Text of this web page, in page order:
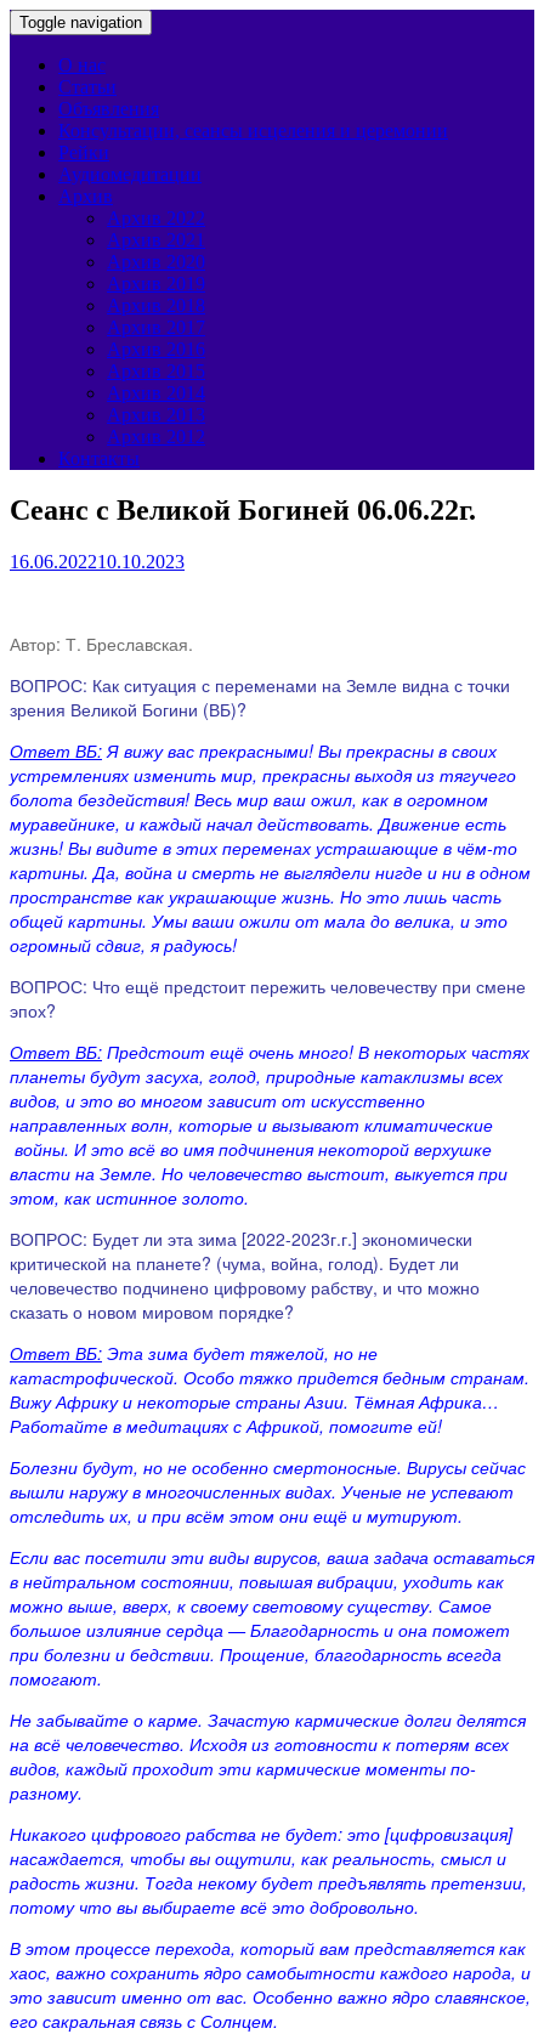
Toggle navigation
О нас
Статьи
Объявления
Консультации, сеансы исцеления и церемонии
Рейки
Аудиомедитации
Архив
Архив 2022
Архив 2021
Архив 2020
Архив 2019
Архив 2018
Архив 2017
Архив 2016
Архив 2015
Архив 2014
Архив 2013
Архив 2012
Контакты
Сеанс с Великой Богиней 06.06.22г.
16.06.202210.10.2023
Автор: Т. Бреславская.
ВОПРОС: Как ситуация с переменами на Земле видна с точки
зрения Великой Богини (ВБ)?
Ответ ВБ: Я вижу вас прекрасными! Вы прекрасны в своих
устремлениях изменить мир, прекрасны выходя из тягучего
болота бездействия! Весь мир ваш ожил, как в огромном
муравейнике, и каждый начал действовать. Движение есть
жизнь! Вы видите в этих переменах устрашающие в чём-то
картины. Да, война и смерть не выглядели нигде и ни в одном
пространстве как украшающие жизнь. Но это лишь часть
общей картины. Умы ваши ожили от мала до велика, и это
огромный сдвиг, я радуюсь!
ВОПРОС: Что ещё предстоит пережить человечеству при смене
эпох?
Ответ ВБ: Предстоит ещё очень много! В некоторых частях
планеты будут засуха, голод, природные катаклизмы всех
видов, и это во многом зависит от искусственно
направленных волн, которые и вызывают климатические
войны. И это всё во имя подчинения некоторой верхушке
власти на Земле. Но человечество выстоит, выкуется при
этом, как истинное золото.
ВОПРОС: Будет ли эта зима [2022-2023г.г.] экономически
критической на планете? (чума, война, голод). Будет ли
человечество подчинено цифровому рабству, и что можно
сказать о новом мировом порядке?
Ответ ВБ: Эта зима будет тяжелой, но не
катастрофической. Особо тяжко придется бедным странам.
Вижу Африку и некоторые страны Азии. Тёмная Африка…
Работайте в медитациях с Африкой, помогите ей!
Болезни будут, но не особенно смертоносные. Вирусы сейчас
вышли наружу в многочисленных видах. Ученые не успевают
отследить их, и при всём этом они ещё и мутируют.
Если вас посетили эти виды вирусов, ваша задача оставаться
в нейтральном состоянии, повышая вибрации, уходить как
можно выше, вверх, к своему световому существу. Самое
большое излияние сердца — Благодарность и она поможет
при болезни и бедствии. Прощение, благодарность всегда
помогают.
Не забывайте о карме. Зачастую кармические долги делятся
на всё человечество. Исходя из готовности к потерям всех
видов, каждый проходит эти кармические моменты по-
разному.
Никакого цифрового рабства не будет: это [цифровизация]
насаждается, чтобы вы ощутили, как реальность, смысл и
радость жизни. Тогда некому будет предъявлять претензии,
потому что вы выбираете всё это добровольно.
В этом процессе перехода, который вам представляется как
хаос, важно сохранить ядро самобытности каждого народа, и
это зависит именно от вас. Особенно важно ядро славянское,
его сакральная связь с Солнцем.